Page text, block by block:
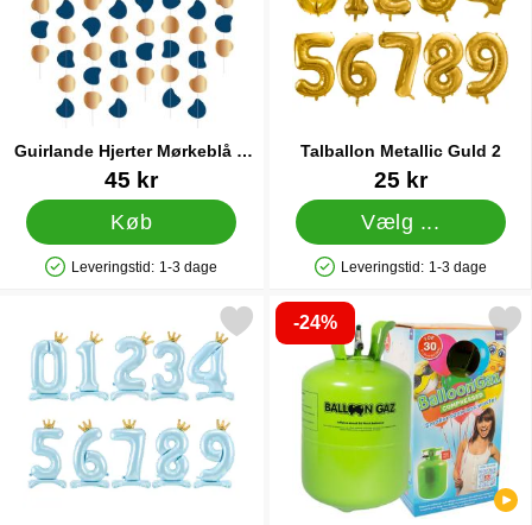
Guirlande Hjerter Mørkeblå &
Guld
Varenr 2259445 kr
Køb
Produkttilgængelighed: På lager
Leveringstid: 1-3 dage
Talballon Metallic Guld 2
Varenr 4177425 kr
Vælg ...
Produkttilgængelighed: På lager
Leveringstid: 1-3 dage
Markér stående Talballon med Krone Blå 5 som favorit
-24%
Markér helium på Flaske Mellem til